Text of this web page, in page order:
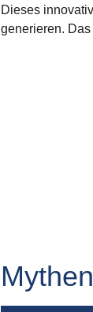
Dieses
generieren.